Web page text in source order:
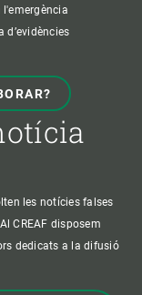
les notícies falses
CREAF disposem
dedicats a la difusió